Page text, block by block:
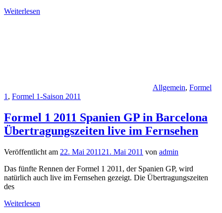
Weiterlesen
Allgemein, Formel
1 , Formel 1-Saison 2011
Formel 1 2011 Spanien GP in Barcelona
Übertragungszeiten live im Fernsehen
Veröffentlicht am 22. Mai 2011 21. Mai 2011 von admin
Das fünfte Rennen der Formel 1 2011, der Spanien GP, wird
natürlich auch live im Fernsehen gezeigt. Die Übertragungszeiten
des
Weiterlesen